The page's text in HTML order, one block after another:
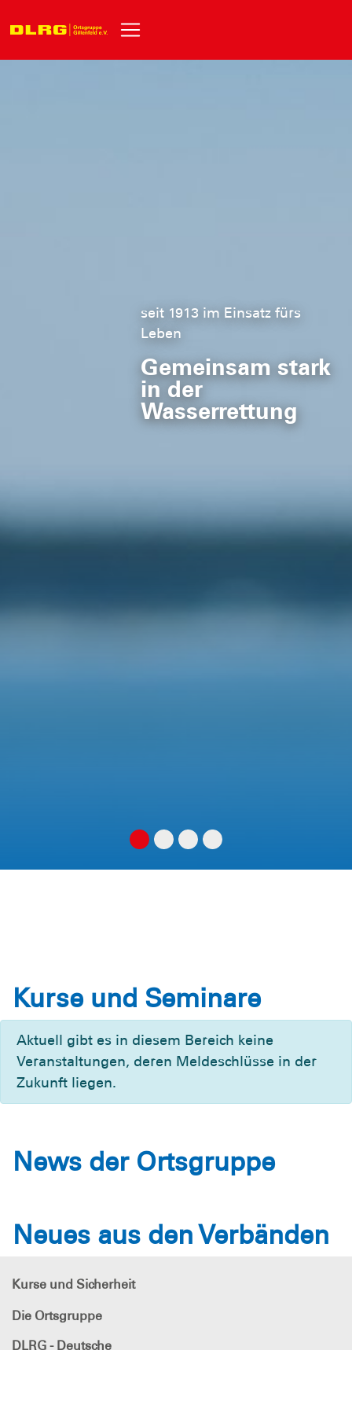
seit 1913 im Einsatz fürs
Leben
Gemeinsam stark
in der
Wasserrettung
Kurse und Seminare
Aktuell gibt es in diesem Bereich keine
Veranstaltungen, deren Meldeschlüsse in der
Zukunft liegen.
News der Ortsgruppe
Neues aus den Verbänden
Kurse und Sicherheit
Die Ortsgruppe
DLRG - Deutsche